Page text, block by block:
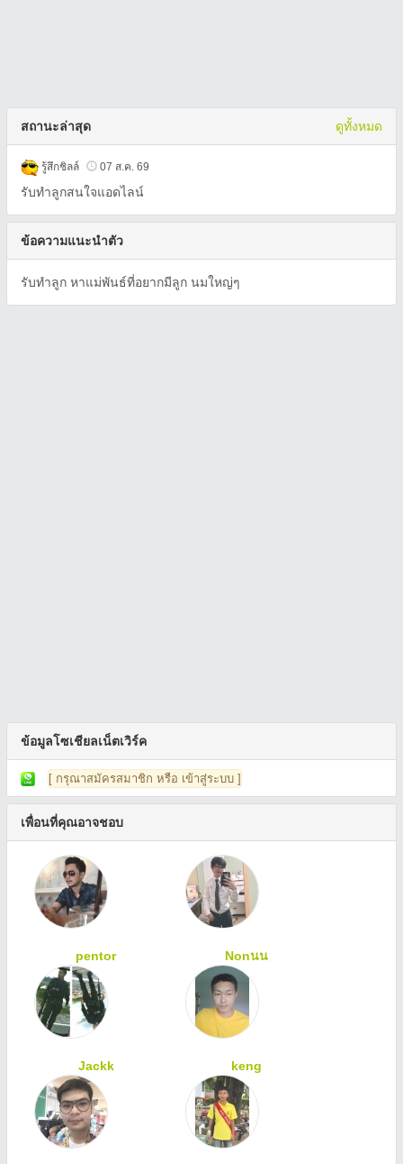
สถานะล่าสุด ดูทั้งหมด
รู้สึกชิลล์ 07 ส.ค. 69
รับทำลูกสนใจแอดไลน์
ข้อความแนะนำตัว
รับทำลูก หาแม่พันธ์ที่อยากมีลูก นมใหญ่ๆ
ข้อมูลโซเชียลเน็ตเวิร์ค
[ กรุณาสมัครสมาชิก หรือ เข้าสู่ระบบ ]
เพื่อนที่คุณอาจชอบ
pentor Nonนน
Jackk keng